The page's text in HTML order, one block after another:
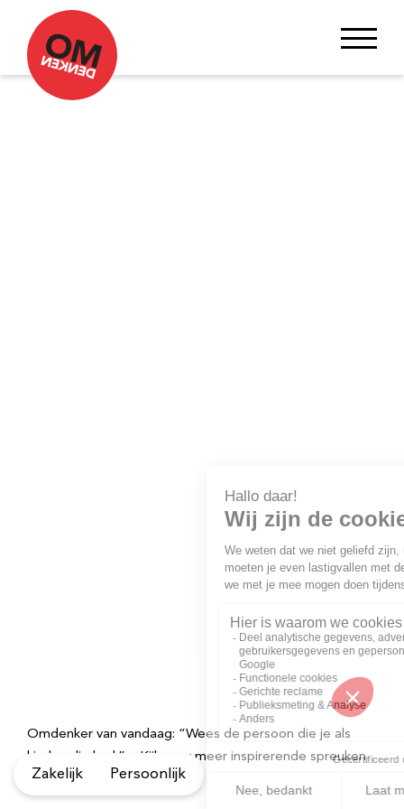
Omdenker van vandaag: “Wees de persoon die je als
kind nodig had.” – Kijk voor meer inspirerende spreuken
op Omdenken.nl
Zakelijk Persoonlijk